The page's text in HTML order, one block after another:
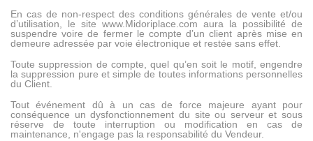
En cas de non-respect des conditions générales de vente et/ou
d’utilisation, le site www.Midoriplace.com aura la possibilité de
suspendre voire de fermer le compte d’un client après mise en
demeure adressée par voie électronique et restée sans effet.
Toute suppression de compte, quel qu’en soit le motif, engendre
la suppression pure et simple de toutes informations personnelles
du Client.
Tout événement dû à un cas de force majeure ayant pour
conséquence un dysfonctionnement du site ou serveur et sous
réserve de toute interruption ou modification en cas de
maintenance, n'engage pas la responsabilité du Vendeur.